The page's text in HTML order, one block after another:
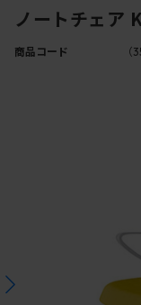
ノートチェア
商品コード （